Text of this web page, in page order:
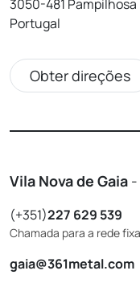
3050-481 Pampilhosa
Portugal
Obter direções
Vila Nova de Gaia
(+351)227 629 539
Chamada para a rede
gaia@361metal.com